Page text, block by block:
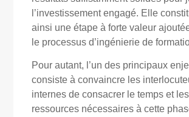
l’investissement engagé. Elle
ainsi une étape à forte valeur
le processus d’ingénierie de
Pour autant, l’un des principaux
consiste à convaincre les
internes de consacrer le temps et les
ressources nécessaires à cette